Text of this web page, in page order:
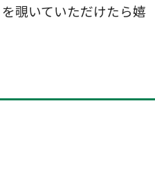
を覗いていただけたら嬉